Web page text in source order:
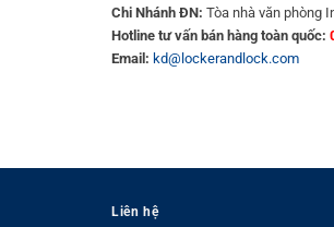
Chi Nhánh ĐN: Tòa nhà văn phòng
Hotline tư vấn bán hàng toàn quốc:
Email: kd@lockerandlock.com
Liên hệ